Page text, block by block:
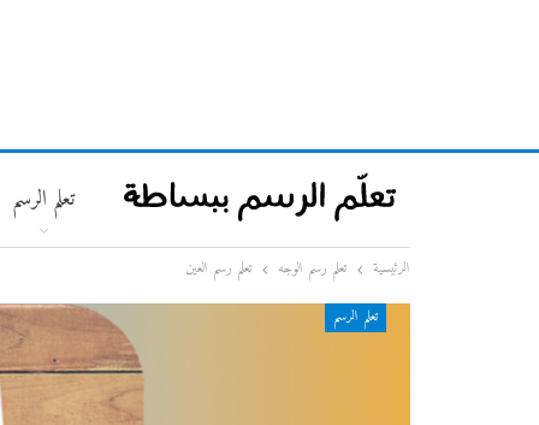
تعلم الرسم
الرئيسية تعلم رسم الوجه
تعلم رسم العين
تعلم الرسم